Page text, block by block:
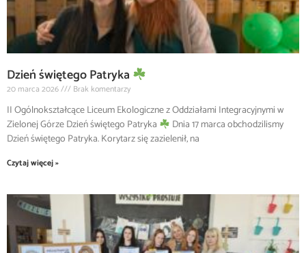
Dzień świętego Patryka
20 marca 2026 Brak komentarzy
II Ogólnokształcące Liceum Ekologiczne z Oddziałami Integracyjnymi w
Zielonej Górze Dzień świętego Patryka
Dnia 17 marca obchodzilismy
Dzień świętego Patryka. Korytarz się zazielenił, na
Czytaj więcej »